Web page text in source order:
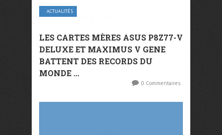
ACTUALITÉS
LES CARTES MÈRES ASUS P8Z77-V
DELUXE ET MAXIMUS V GENE
BATTENT DES RECORDS DU
MONDE ...
0 Commentaires